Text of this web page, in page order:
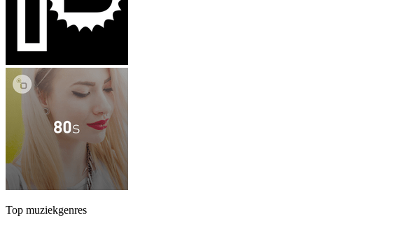
Top muziekgenres